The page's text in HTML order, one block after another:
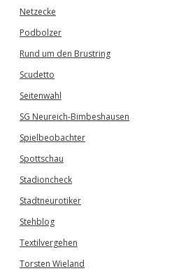
Netzecke
Podbolzer
Rund um den Brustring
Scudetto
Seitenwahl
SG Neureich-Bimbeshausen
Spielbeobachter
Spottschau
Stadioncheck
Stadtneurotiker
Stehblog
Textilvergehen
Torsten Wieland